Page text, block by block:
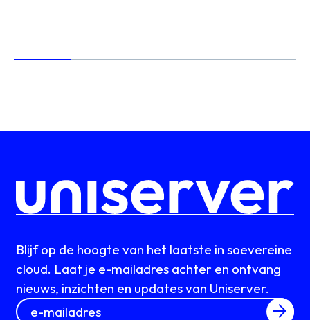
Blijf op de hoogte van het laatste in soevereine
cloud. Laat je e-mailadres achter en ontvang
nieuws, inzichten en updates van Uniserver.